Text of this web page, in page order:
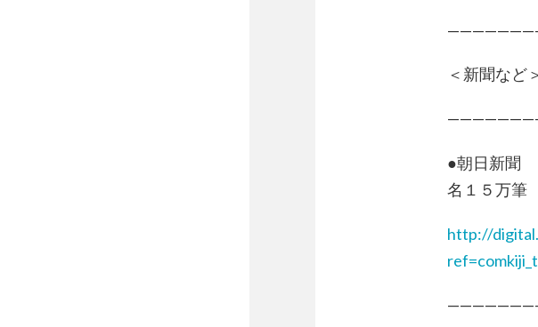
＜新聞など
●朝日新聞
名１５万筆
http://